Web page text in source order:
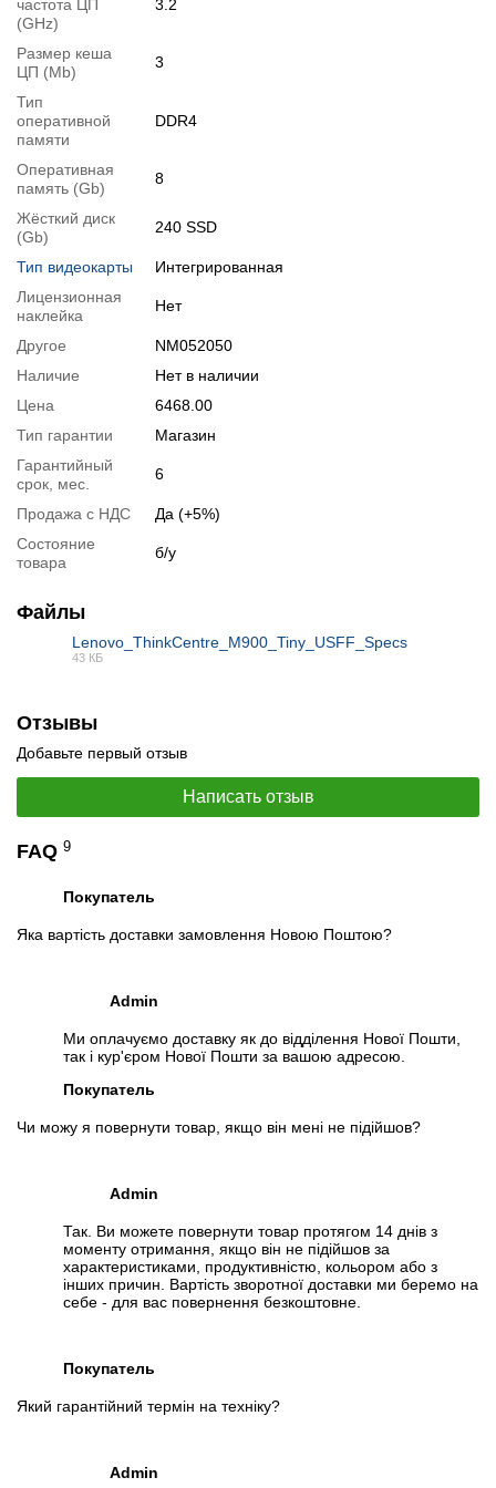
мышкой
Для этого добавьте в корзину соответствующую позицию с
раздела
Спецификация, тесты и технические отчеты
Тестирование процессора:
📧Запрос оптовой цены
Отслеживать в Instagram
частота ЦП
(GHz)
3.2
Размер кеша
ЦП (Mb)
3
Тип
оперативной
памяти
DDR4
Оперативная
память (Gb)
8
Жёсткий диск
(Gb)
240 SSD
Тип видеокарты
Интегрированная
Лицензионная
наклейка
Нет
Другое
NM052050
Наличие
Нет в наличии
Цена
6468.00
Тип гарантии
Магазин
Гарантийный
срок, мес.
6
Продажа с НДС
Да (+5%)
Состояние
товара
б/у
Файлы
Lenovo_ThinkCentre_M900_Tiny_USFF_Specs
43 КБ
Отзывы
Добавьте первый отзыв
Написать отзыв
FAQ 9
Покупатель
Яка вартість доставки замовлення Новою Поштою?
Admin
Ми оплачуємо доставку як до відділення Нової Пошти,
так і кур'єром Нової Пошти за вашою адресою.
Покупатель
Чи можу я повернути товар, якщо він мені не підійшов?
Admin
Так. Ви можете повернути товар протягом 14 днів з
моменту отримання, якщо він не підійшов за
характеристиками, продуктивністю, кольором або з
інших причин. Вартість зворотної доставки ми беремо на
себе - для вас повернення безкоштовне.
Покупатель
Який гарантійний термін на техніку?
Admin